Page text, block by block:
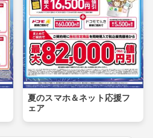
夏のスマホ＆ネット応援フ
ェア